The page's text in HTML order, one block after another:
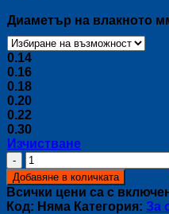
Диаметър на влакното
0.14
0.16
0.18
0.20
0.22
0.30
Изчистване
количество
за
Влакно
IRIDE
Добавяне в количката
Всички цени са с
Код: Няма Категория: За